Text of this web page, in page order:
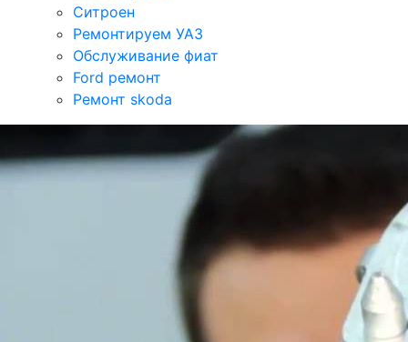
Ситроен
Ремонтируем УАЗ
Обслуживание фиат
Ford ремонт
Ремонт skoda